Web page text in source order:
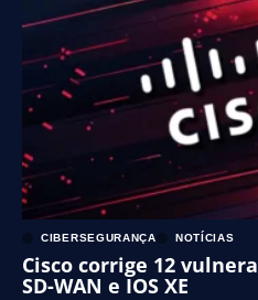
CIBERSEGURANÇA NOTÍCIAS
Cisco corrige 12
SD-WAN e IOS XE